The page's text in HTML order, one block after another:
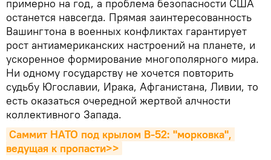
примерно на год, а проблема безопасности США
останется навсегда. Прямая заинтересованность
Вашингтона в военных конфликтах гарантирует
рост антиамериканских настроений на планете, и
ускоренное формирование многополярного мира.
Ни одному государству не хочется повторить
судьбу Югославии, Ирака, Афганистана, Ливии, то
есть оказаться очередной жертвой алчности
коллективного Запада.
Саммит НАТО под крылом B-52: "морковка",
ведущая к пропасти>>